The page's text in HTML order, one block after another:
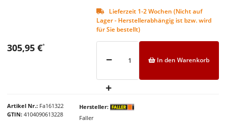
Lieferzeit 1-2 Wochen (Nicht auf
Lager - Herstellerabhängig ist bzw. wird
für Sie bestellt)
Artikel Nr. Fa161322
GTIN 4104090613228
Hersteller
Faller
305,95 €*
In den Warenkorb